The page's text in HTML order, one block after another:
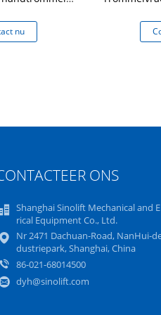
van
350Kg
nu
met
ONS
Shanghai Sinolift Mechanical and
rical Equipment Co., Ltd.
Nr 2471 Dachuan-Road, NanHui-
dustriepark, Shanghai, China
86-021-68014500
dyh@sinolift.com